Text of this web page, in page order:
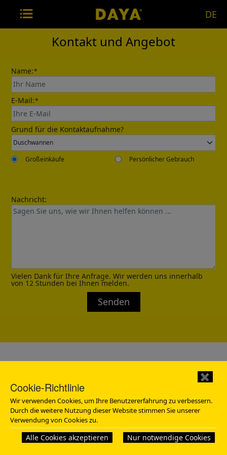
DE
Kontakt und Angebot
Name:*
E-Mail:*
Grund für die Kontaktaufnahme?
Großeinkäufe Persönlicher Gebrauch
Nachricht:
Vielen Dank für Ihre Anfrage. Wir werden uns innerhalb
von 12 Stunden bei Ihnen melden.
Senden
Jetzt Angebot anfordern
✖
Cookie-Richtlinie
Wir verwenden Cookies, um Ihre Benutzererfahrung zu verbessern.
Durch die weitere Nutzung dieser Website stimmen Sie unserer
Verwendung von Cookies zu.
Alle Cookies akzeptieren Nur notwendige Cookies